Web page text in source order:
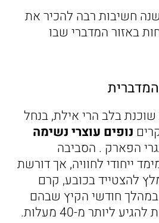
חשיבות רבה להכיר את
באזור המדברי שבו
בלב הרי אילת, בנחל
נופים עוצרי נשימה
הפארק . הסביבה
ייחודי לחוויה, אך דורשת
להצטייד בכובע, קרם
במהלך חודשי הקיץ שבהם
ליותר מ-40 מעלות.